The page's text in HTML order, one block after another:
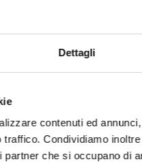
Dettagli
contenuti ed
Condividiamo
che si occupano di